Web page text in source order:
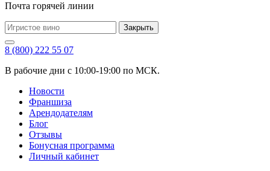
Почта горячей линии
Закрыть
8 (800) 222 55 07
В рабочие дни с 10:00-19:00 по МСК.
Новости
Франшиза
Арендодателям
Блог
Отзывы
Бонусная программа
Личный кабинет